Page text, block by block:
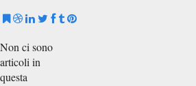
Non ci sono
articoli in
questa